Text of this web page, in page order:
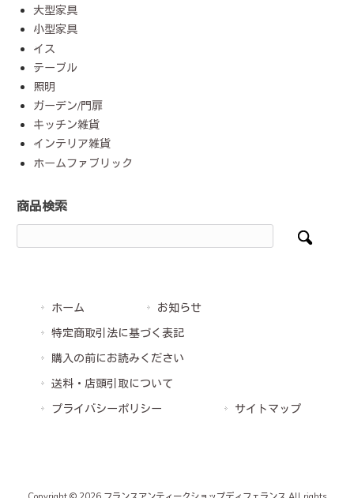
大型家具
小型家具
イス
テーブル
照明
ガーデン/門扉
キッチン雑貨
インテリア雑貨
ホームファブリック
商品検索
ホーム
お知らせ
特定商取引法に基づく表記
購入の前にお読みください
送料・店頭引取について
プライバシーポリシー
サイトマップ